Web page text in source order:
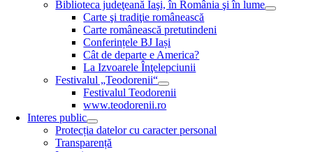
Biblioteca judeţeană Iaşi, în România şi în lume
Carte şi tradiţie românească
Carte românească pretutindeni
Conferințele BJ Iași
Cât de departe e America?
La Izvoarele Înţelepciunii
Festivalul „Teodorenii“
Festivalul Teodorenii
www.teodorenii.ro
Interes public
Protecția datelor cu caracter personal
Transparență